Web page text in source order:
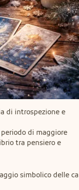
di introspezione e
di maggiore
tra pensiero e
simbolico delle